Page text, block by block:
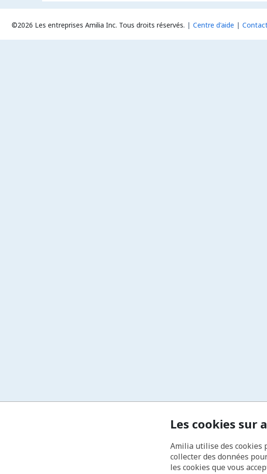
©2026 Les entreprises Amilia Inc. Tous droits réservés. Centre d'aide
Les cookies sur
Amilia utilise des cookies
collecter des données
les cookies que vous